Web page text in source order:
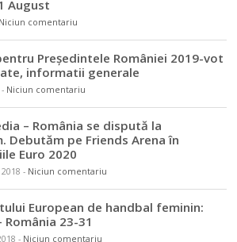
August
Niciun comentariu
Președintele României 2019-vot
informatii generale
- Niciun comentariu
– România se dispută la
Debutăm pe Friends Arena în
Euro 2020
- Niciun comentariu
European de handbal feminin:
România 23-31
- Niciun comentariu